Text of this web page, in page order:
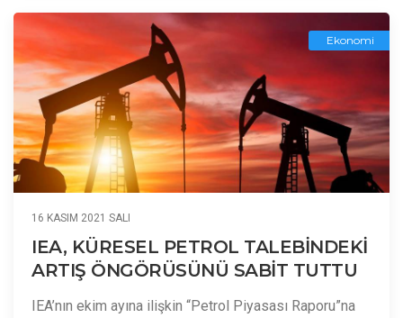
Ekonomi
16 KASIM 2021 SALI
IEA, KÜRESEL PETROL TALEBİNDEKİ
ARTIŞ ÖNGÖRÜSÜNÜ SABİT TUTTU
IEA’nın ekim ayına ilişkin “Petrol Piyasası Raporu”na